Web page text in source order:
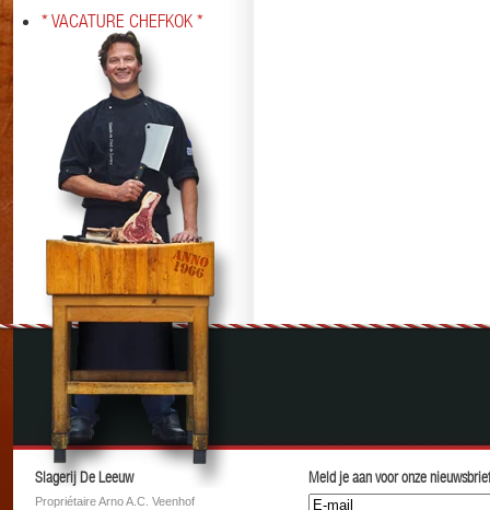
* VACATURE CHEFKOK *
Slagerij De Leeuw
Propriétaire Arno A.C. Veenhof
Meld je aan voor onze